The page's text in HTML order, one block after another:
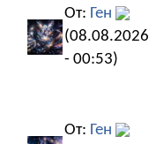
От: Ген
(08.08.2026
- 00:53)
От: Ген